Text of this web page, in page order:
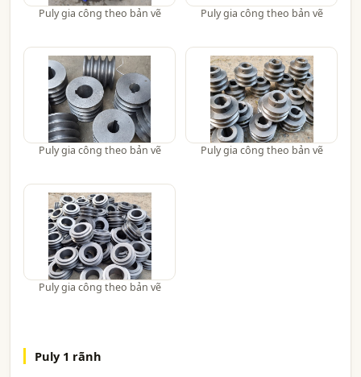
Puly gia công theo bản vẽ Puly gia công theo bản vẽ
Puly gia công theo bản vẽ Puly gia công theo bản vẽ
Puly gia công theo bản vẽ
Puly 1 rãnh